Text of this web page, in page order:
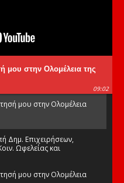
μου στην Ολομέλεια της
09:02
μου στην Ολομέλεια
Δημ. Επιχειρήσεων,
Ωφελείας και
μου στην Ολομέλεια